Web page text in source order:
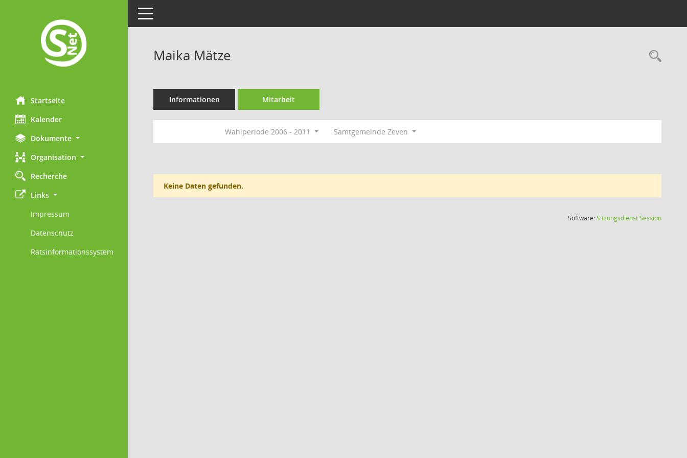
Startseite
Kalender
Dokumente
Organisation
Recherche
Links
Impressum
Datenschutz
Ratsinformationssystem
Toggle navigation
Maika Mätze
Informationen Mitarbeit
Wahlperiode 2006 - 2011 Samtgemeinde Zeven
Keine Daten gefunden.
Software:SitzungsdienstSession(Wird in